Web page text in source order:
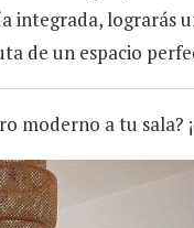
integrada, lograrás
de un espacio
moderno a tu sala?